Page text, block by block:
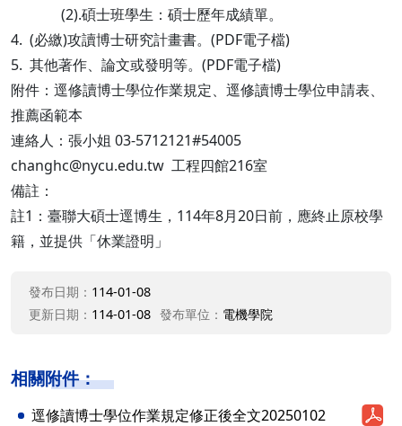
(2).碩士班學生：碩士歷年成績單。
4. (必繳)攻讀博士研究計畫書。(PDF電子檔)
5. 其他著作、論文或發明等。(PDF電子檔)
附件：逕修讀博士學位作業規定、逕修讀博士學位申請表、
推薦函範本
連絡人：張小姐 03-5712121#54005
changhc@nycu.edu.tw 工程四館216室
備註：
註1：臺聯大碩士逕博生，114年8月20日前，應終止原校學
籍，並提供「休業證明」
發布日期： 114-01-08
更新日期： 114-01-08 發布單位： 電機學院
相關附件：
逕修讀博士學位作業規定修正後全文20250102